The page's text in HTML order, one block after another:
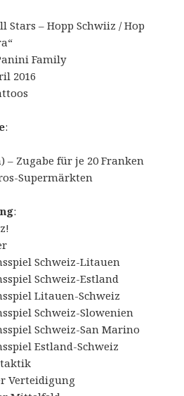
Stars – Hopp Schwiiz / Hop
Family
2016
:
– Zugabe für je 20 Franken
Supermärkten
:
Schweiz-Litauen
Schweiz-Estland
Litauen-Schweiz
Schweiz-Slowenien
Schweiz-San Marino
Estland-Schweiz
Verteidigung